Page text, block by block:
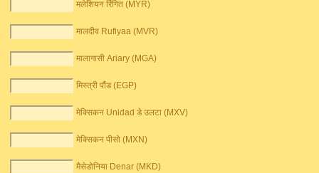
मलेशियन रिंगित (MYR)
मालदीव Rufiyaa (MVR)
मालागासी Ariary (MGA)
मिस्त्री पौंड (EGP)
मेक्सिकन Unidad डे उलटा (MXV)
मेक्सिकन पीसो (MXN)
मैसेडोनिया Denar (MKD)